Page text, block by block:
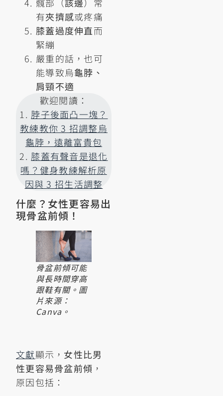
有夾擠感或疼痛
膝蓋過度伸直而
緊繃
嚴重的話，也可
能導致烏龜脖、
肩頸不適
歡迎閱讀：
1. 脖子後面凸一塊？
教練教你 3 招調整烏
龜脖，遠離富貴包
2. 膝蓋有聲音是退化
嗎？健身教練解析原
因與 3 招生活調整
什麼？女性更容易出
現骨盆前傾！
骨盆前傾可能
與長時間穿高
跟鞋有關。圖
片來源：
Canva。
文獻顯示， 女性比男
性更容易骨盆前傾 ，
原因包括：